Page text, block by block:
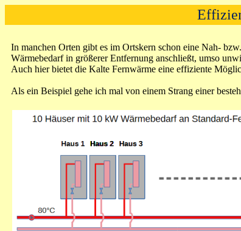
In manchen Orten gibt es im Ortskern schon eine Nah-
Wärmebedarf in größerer Entfernung anschließt, umso
Auch hier bietet die Kalte Fernwärme eine effiziente
Als ein Beispiel gehe ich mal von einem Strang einer